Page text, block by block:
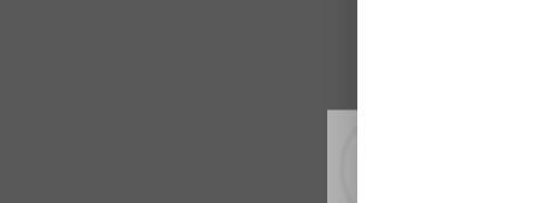
Rádi vám
tomu soubory